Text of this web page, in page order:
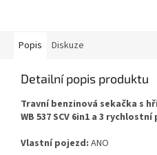
Popis Diskuze
Detailní popis produktu
Travní benzinová sekačka s
WB 537 SCV 6in1 a 3
Vlastní pojezd: ANO